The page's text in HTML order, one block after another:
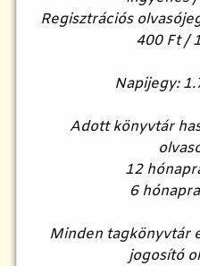
Regisztrációs
400 Ft /
Napijegy:
Adott könyvtár
12
6
Minden tagkönyvtár
jogosító